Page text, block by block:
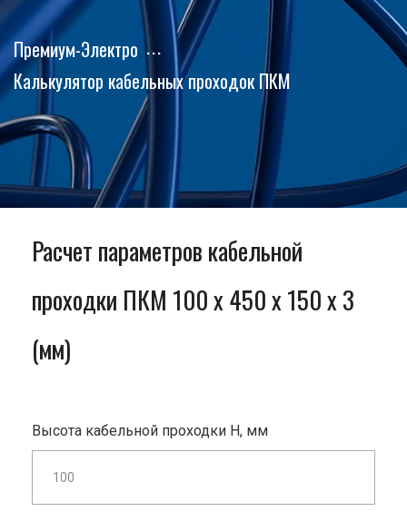
Премиум-Электро
Калькулятор кабельных проходок ПКМ
Расчет параметров кабельной
проходки ПКМ 100 x 450 x 150 x 3
(мм)
Высота кабельной проходки H, мм